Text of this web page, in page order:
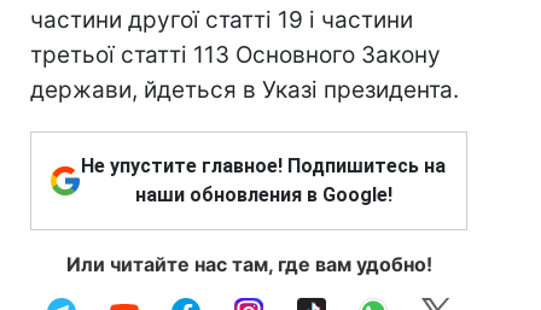
частини другої статті 19 і частини
третьої статті 113 Основного Закону
держави, йдеться в Указі президента.
Не упустите главное! Подпишитесь на
наши обновления в Google!
Или читайте нас там, где вам удобно!